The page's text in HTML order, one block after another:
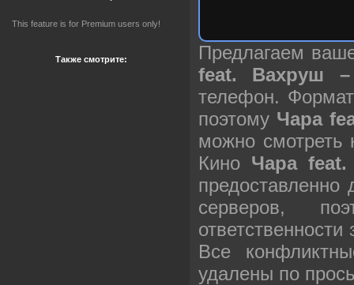
This feature is for Premium users only!
Также смотрите:
Предлагаем
feat. Вахруш
телефон.
поэтому Чара
можно
Кино Чара
серверов,
Все
удалены по